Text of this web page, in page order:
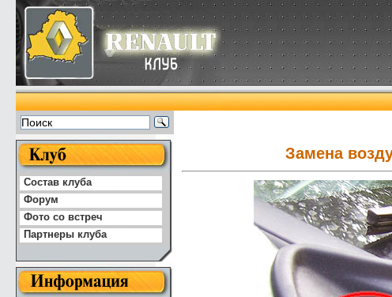
Состав клуба
Форум
Фото со встреч
Партнеры клуба
Замена